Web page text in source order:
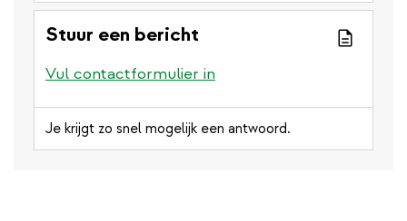
Stuur een bericht
Vul contactformulier in
Je krijgt zo snel mogelijk een antwoord.